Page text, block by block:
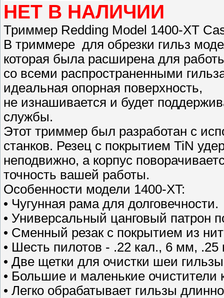
НЕТ В НАЛИЧИИ
Триммер Redding Model 1400-XT
В триммере для обрезки гильз
которая была расширена для
со всеми распространенными
идеальная опорная поверхность,
не изнашивается и будет
службы.
Этот триммер был разработан с
станков. Резец с покрытием TiN
неподвижно, а корпус
точность вашей работы.
Особенности модели 1400-XT:
• Чугунная рама для долговечности.
• Универсальный цанговый патрон
• Сменный резак с покрытием из
• Шесть пилотов - .22 кал., 6 мм,
• Две щетки для очистки шеи
• Большие и маленькие очистители
• Легко обрабатывает гильзы